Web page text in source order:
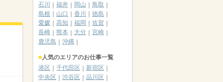
石川
福井 岡山
鳥取
島根
山口 香川
徳島
愛媛
高知 福岡
佐賀
長崎
熊本 大分
宮崎
鹿児島
沖縄
人気のエリアのお仕事一覧
港区
千代田区
新宿区
中央区
渋谷区
品川区